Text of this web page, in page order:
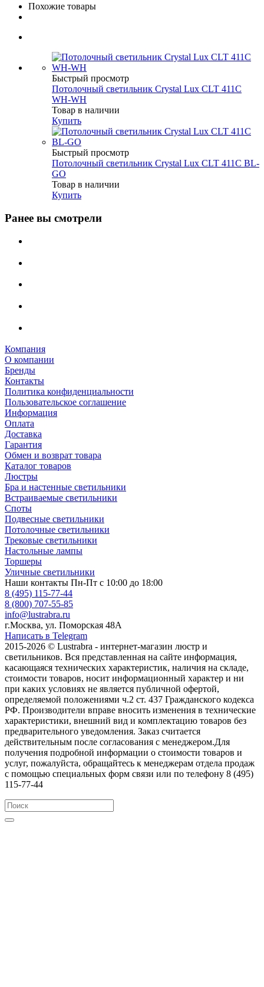
Похожие товары
Быстрый просмотр
Потолочный светильник Crystal Lux CLT 411C
WH-WH
Товар в наличии
Купить
Быстрый просмотр
Потолочный светильник Crystal Lux CLT 411C BL-
GO
Товар в наличии
Купить
Ранее вы смотрели
Компания
О компании
Бренды
Контакты
Политика конфиденциальности
Пользовательское соглашение
Информация
Оплата
Доставка
Гарантия
Обмен и возврат товара
Каталог товаров
Люстры
Бра и настенные светильники
Встраиваемые светильники
Споты
Подвесные светильники
Потолочные светильники
Трековые светильники
Настольные лампы
Торшеры
Уличные светильники
Наши контакты Пн-Пт с 10:00 до 18:00
8 (495) 115-77-44
8 (800) 707-55-85
info@lustrabra.ru
г.Москва, ул. Поморская 48А
Написать в Telegram
2015-2026 © Lustrabra - интернет-магазин люстр и
светильников. Вся представленная на сайте информация,
касающаяся технических характеристик, наличия на складе,
стоимости товаров, носит информационный характер и ни
при каких условиях не является публичной офертой,
определяемой положениями ч.2 ст. 437 Гражданского кодекса
РФ. Производители вправе вносить изменения в технические
характеристики, внешний вид и комплектацию товаров без
предварительного уведомления. Заказ считается
действительным после согласования с менеджером.Для
получения подробной информации о стоимости товаров и
услуг, пожалуйста, обращайтесь к менеджерам отдела продаж
с помощью специальных форм связи или по телефону 8 (495)
115-77-44